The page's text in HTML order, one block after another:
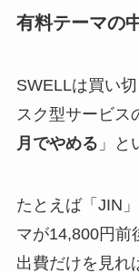
有料テーマの
SWELLは買い
スク型サービス
月でやめる 」と
たとえば「JIN
マが14,800円前
出費だけを見れ